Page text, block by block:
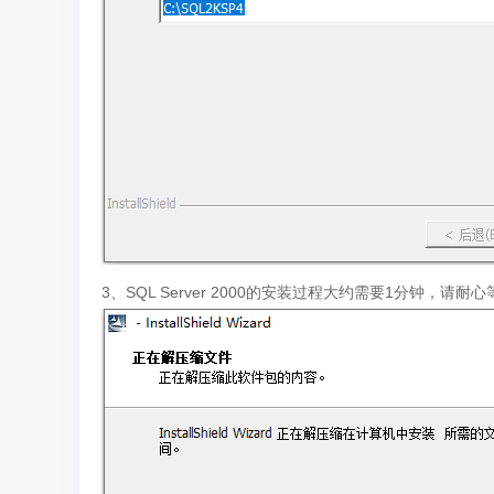
3、SQL Server 2000的安装过程大约需要1分钟，请耐心